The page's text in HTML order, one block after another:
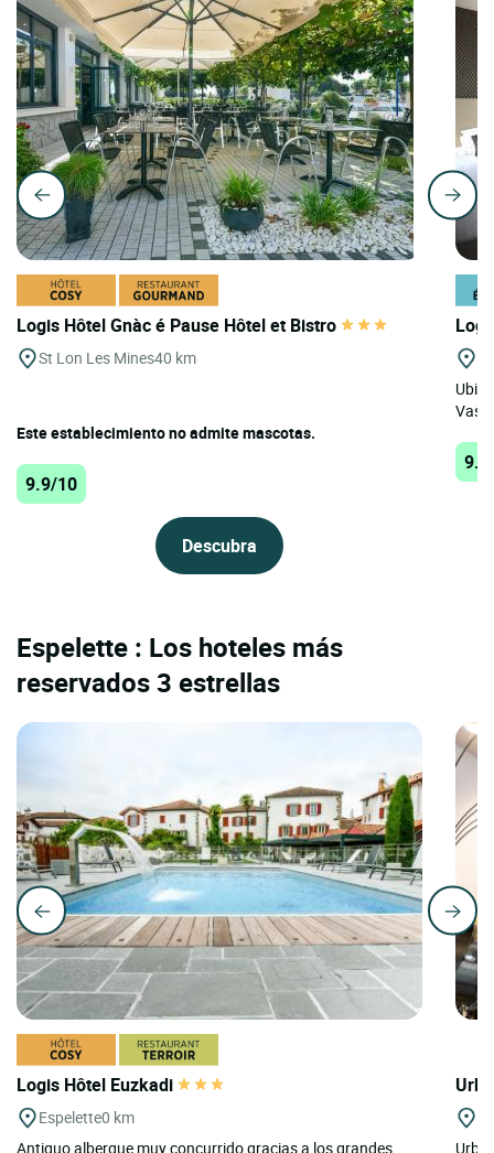
Logis Hôtel Gnàc é Pause Hôtel et Bistro
St Lon Les Mines40 km
Este establecimiento no admite mascotas.
9.9/10
Descubra
Espelette : Los hoteles más
reservados 3 estrellas
Logis Hôtel Euzkadi
Espelette0 km
Antiguo albergue muy concurrido gracias a los grandes